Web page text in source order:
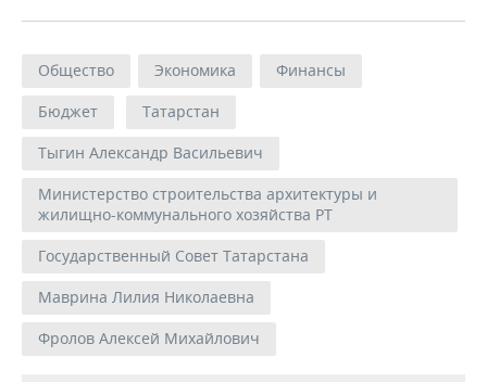
Общество Экономика
Финансы
Бюджет
Татарстан
Тыгин Александр Васильевич
Министерство строительства архитектуры и
жилищно-коммунального хозяйства РТ
Государственный Совет Татарстана
Маврина Лилия Николаевна
Фролов Алексей Михайлович